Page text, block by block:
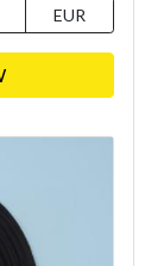
EUR